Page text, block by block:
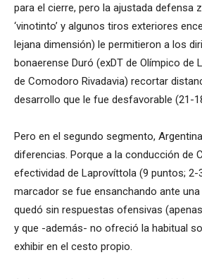
para el cierre, pero la ajustada defensa
‘vinotinto’ y algunos tiros exteriores
lejana dimensión) le permitieron a los
bonaerense Duró (exDT de Olímpico de
de Comodoro Rivadavia) recortar
desarrollo que le fue desfavorable (21-
Pero en el segundo segmento,
diferencias. Porque a la conducción de
efectividad de Laprovíttola (9 puntos; 2-
marcador se fue ensanchando ante
quedó sin respuestas ofensivas
y que -además- no ofreció la habitual
exhibir en el cesto propio.